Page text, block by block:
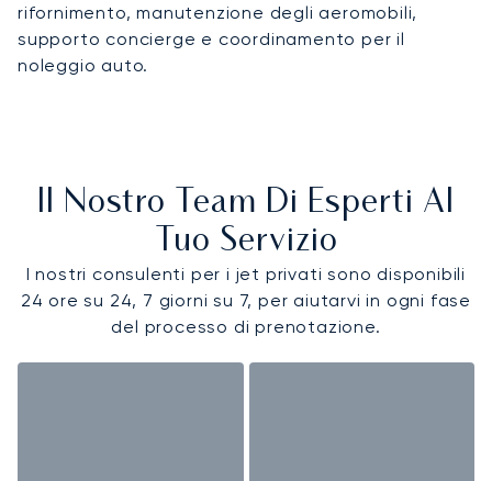
rifornimento, manutenzione degli aeromobili,
supporto concierge e coordinamento per il
noleggio auto.
Il Nostro Team Di Esperti Al
Tuo Servizio
I nostri consulenti per i jet privati sono disponibili
24 ore su 24, 7 giorni su 7, per aiutarvi in ogni fase
del processo di prenotazione.